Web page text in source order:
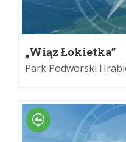
„Wiąz Łokietka”
Park Podworski